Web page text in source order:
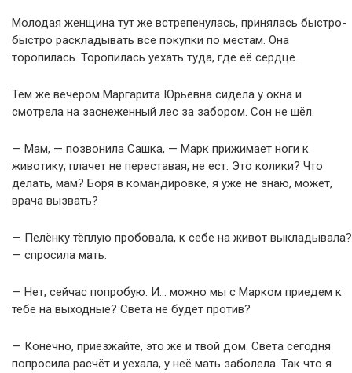
Молодая женщина тут же встрепенулась, принялась быстро-
быстро раскладывать все покупки по местам. Она
торопилась. Торопилась уехать туда, где её сердце.
Тем же вечером Маргарита Юрьевна сидела у окна и
смотрела на заснеженный лес за забором. Сон не шёл.
— Мам, — позвонила Сашка, — Марк прижимает ноги к
животику, плачет не переставая, не ест. Это колики? Что
делать, мам? Боря в командировке, я уже не знаю, может,
врача вызвать?
— Пелёнку тёплую пробовала, к себе на живот выкладывала?
— спросила мать.
— Нет, сейчас попробую. И… можно мы с Марком приедем к
тебе на выходные? Света не будет против?
— Конечно, приезжайте, это же и твой дом. Света сегодня
попросила расчёт и уехала, у неё мать заболела. Так что я